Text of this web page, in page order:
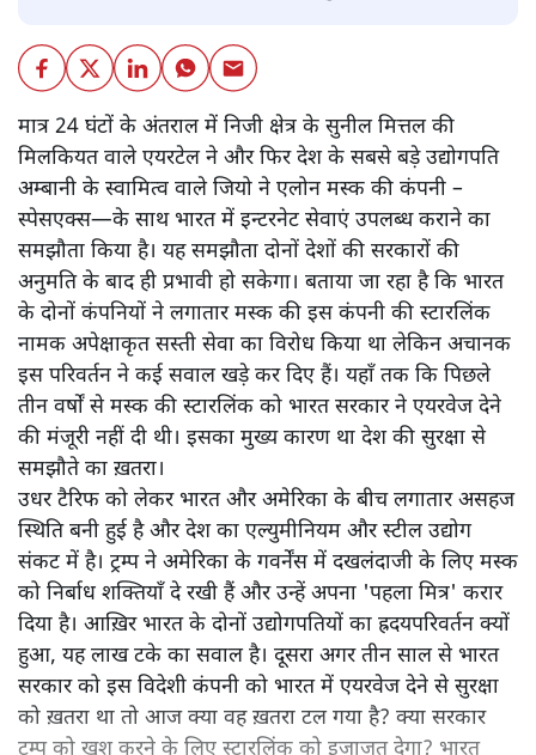
मात्र 24 घंटों के अंतराल में निजी क्षेत्र के सुनील मित्तल की
मिलकियत वाले एयरटेल ने और फिर देश के सबसे बड़े उद्योगपति
अम्बानी के स्वामित्व वाले जियो ने एलोन मस्क की कंपनी –
स्पेसएक्स—के साथ भारत में इन्टरनेट सेवाएं उपलब्ध कराने का
समझौता किया है। यह समझौता दोनों देशों की सरकारों की
अनुमति के बाद ही प्रभावी हो सकेगा। बताया जा रहा है कि भारत
के दोनों कंपनियों ने लगातार मस्क की इस कंपनी की स्टारलिंक
नामक अपेक्षाकृत सस्ती सेवा का विरोध किया था लेकिन अचानक
इस परिवर्तन ने कई सवाल खड़े कर दिए हैं। यहाँ तक कि पिछले
तीन वर्षों से मस्क की स्टारलिंक को भारत सरकार ने एयरवेज देने
की मंजूरी नहीं दी थी। इसका मुख्य कारण था देश की सुरक्षा से
समझौते का ख़तरा।
उधर टैरिफ को लेकर भारत और अमेरिका के बीच लगातार असहज
स्थिति बनी हुई है और देश का एल्युमीनियम और स्टील उद्योग
संकट में है। ट्रम्प ने अमेरिका के गवर्नेंस में दखलंदाजी के लिए मस्क
को निर्बाध शक्तियाँ दे रखी हैं और उन्हें अपना 'पहला मित्र' करार
दिया है। आख़िर भारत के दोनों उद्योगपतियों का ह्रदयपरिवर्तन क्यों
हुआ, यह लाख टके का सवाल है। दूसरा अगर तीन साल से भारत
सरकार को इस विदेशी कंपनी को भारत में एयरवेज देने से सुरक्षा
को ख़तरा था तो आज क्या वह ख़तरा टल गया है? क्या सरकार